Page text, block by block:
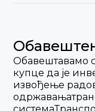
Обавештавамо
купце да је
извођење